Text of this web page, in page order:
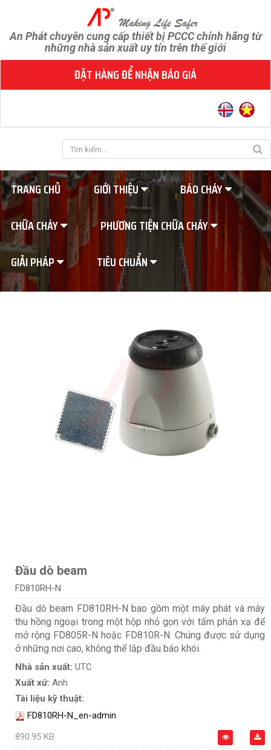
An Phát chuyên cung cấp thiết bị PCCC chính hãng từ
những nhà sản xuất uy tín trên thế giới
ĐẶT HÀNG ĐỂ NHẬN BÁO GIÁ
TRANG CHỦ GIỚI THIỆU
BÁO CHÁY
CHỮA CHÁY
PHƯƠNG TIỆN CHỮA CHÁY
GIẢI PHÁP
TIÊU CHUẨN
Đầu dò beam
FD810RH-N
Đầu dò beam FD810RH-N bao gồm một máy phát và máy
thu hồng ngoại trong một hộp nhỏ gọn với tấm phản xạ để
mở rộng FD805R-N hoặc FD810R-N. Chúng được sử dụng
ở những nơi cao, không thể lắp đầu báo khói.
Nhà sản xuất: UTC
Xuất xứ: Anh
Tài liệu kỹ thuật:
FD810RH-N_en-admin
890.95 KB